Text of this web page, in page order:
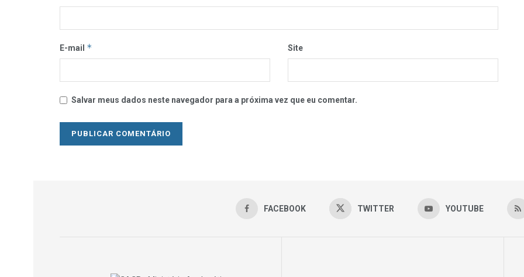
E-mail * Site
Salvar meus dados neste navegador para a próxima vez que eu comentar.
FACEBOOK TWITTER YOUTUBE